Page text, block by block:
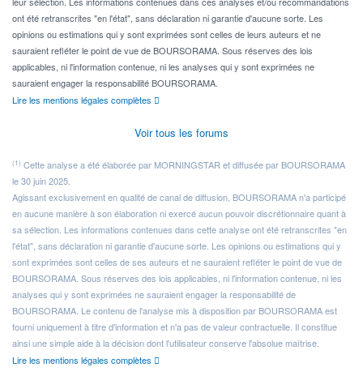
ont été retranscrites "en l'état", sans déclaration ni garantie d'aucune sorte. Les
opinions ou estimations qui y sont exprimées sont celles de leurs auteurs et ne
sauraient refléter le point de vue de BOURSORAMA. Sous réserves des lois
applicables, ni l'information contenue, ni les analyses qui y sont exprimées ne
sauraient engager la responsabilité BOURSORAMA.
Lire les mentions légales complètes
Voir tous les forums
(1) Cette analyse a été élaborée par MORNINGSTAR et diffusée par BOURSORAMA
le 30 juin 2025.
Agissant exclusivement en qualité de canal de diffusion, BOURSORAMA n'a participé
en aucune manière à son élaboration ni exercé aucun pouvoir discrétionnaire quant à
sa sélection. Les informations contenues dans cette analyse ont été retranscrites "en
l'état", sans déclaration ni garantie d'aucune sorte. Les opinions ou estimations qui y
sont exprimées sont celles de ses auteurs et ne sauraient refléter le point de vue de
BOURSORAMA. Sous réserves des lois applicables, ni l'information contenue, ni les
analyses qui y sont exprimées ne sauraient engager la responsabilité de
BOURSORAMA. Le contenu de l'analyse mis à disposition par BOURSORAMA est
fourni uniquement à titre d'information et n'a pas de valeur contractuelle. Il constitue
ainsi une simple aide à la décision dont l'utilisateur conserve l'absolue maîtrise.
Lire les mentions légales complètes